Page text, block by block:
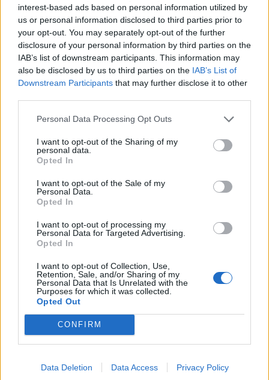
interest-based ads based on personal information utilized by
us or personal information disclosed to third parties prior to
your opt-out. You may separately opt-out of the further
disclosure of your personal information by third parties on the
IAB’s list of downstream participants. This information may
also be disclosed by us to third parties on the IAB’s List of
Downstream Participants that may further disclose it to other
Personal Data Processing Opt Outs
I want to opt-out of the Sharing of my
personal data.
Opted In
I want to opt-out of the Sale of my
Personal Data.
Opted In
I want to opt-out of processing my
Personal Data for Targeted Advertising.
Opted In
I want to opt-out of Collection, Use,
Retention, Sale, and/or Sharing of my
Personal Data that Is Unrelated with the
Purposes for which it was collected.
Opted Out
CONFIRM
Data Deletion Data Access Privacy Policy
Esim for Global
for Turkey|Esim for Germany|Esim for Greece |
for Asia|Esim for World Cup 2026
Emirates|Esim for Balkans|Esim for Morocco|
for China|Esim for United Kingdom |Esim for Africa
Esim for Latin America
Cooperation Council|Esim for Middle East|Esim for
South America| Esim for Canada
Esim for Japan|Esim for Albania|Esim for Kosovo|
South Africa|Esim for Algeria|Esim for Portugal